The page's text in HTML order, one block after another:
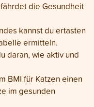
die Gesundheit
kannst du ertasten
ermitteln.
daran, wie aktiv und
BMI für Katzen einen
im gesunden